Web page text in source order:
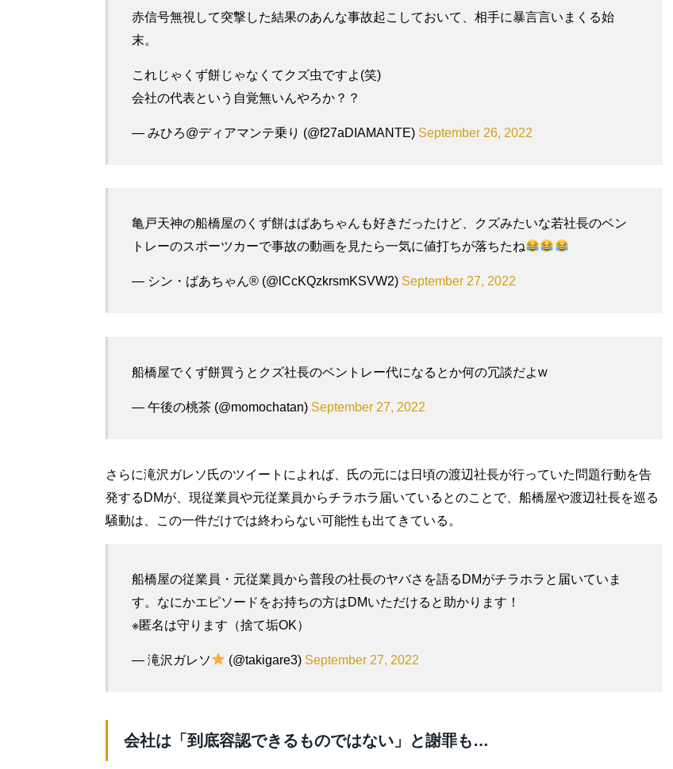
赤信号無視して突撃した結果のあんな事故起こしておいて、相手に暴言言いまくる始
末。
これじゃくず餅じゃなくてクズ虫ですよ(笑)
会社の代表という自覚無いんやろか？？
— みひろ@ディアマンテ乗り (@f27aDIAMANTE) September 26, 2022
亀戸天神の船橋屋のくず餅はばあちゃんも好きだったけど、クズみたいな若社長のベン
トレーのスポーツカーで事故の動画を見たら一気に値打ちが落ちたね
— シン・ばあちゃん®︎ (@lCcKQzkrsmKSVW2) September 27, 2022
船橋屋でくず餅買うとクズ社長のベントレー代になるとか何の冗談だよw
— 午後の桃茶 (@momochatan) September 27, 2022
さらに滝沢ガレソ氏のツイートによれば、氏の元には日頃の渡辺社長が行っていた問題行動を告
発するDMが、現従業員や元従業員からチラホラ届いているとのことで、船橋屋や渡辺社長を巡る
騒動は、この一件だけでは終わらない可能性も出てきている。
船橋屋の従業員・元従業員から普段の社長のヤバさを語るDMがチラホラと届いていま
す。なにかエピソードをお持ちの方はDMいただけると助かります！
※匿名は守ります（捨て垢OK）
— 滝沢ガレソ (@takigare3) September 27, 2022
会社は「到底容認できるものではない」と謝罪も…